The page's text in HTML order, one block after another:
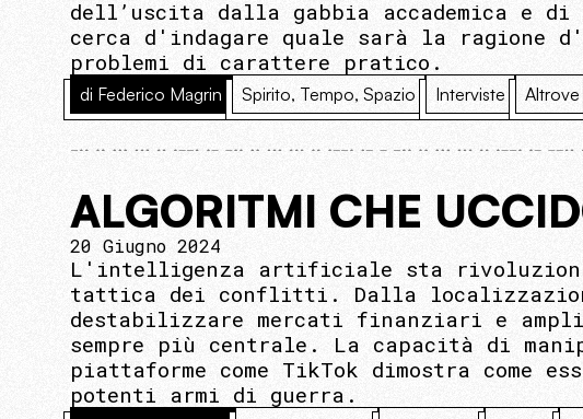
dell’uscita dalla gabbia accademica e
cerca d'indagare quale sarà la ragione
problemi di carattere pratico.
di Federico Magrin Spirito, Tempo, Spazio Interviste Altrove
ALGORITMI CHE
20 Giugno 2024
L'intelligenza artificiale sta
tattica dei conflitti. Dalla
destabilizzare mercati finanziari e
sempre più centrale. La capacità di
piattaforme come TikTok dimostra
potenti armi di guerra.